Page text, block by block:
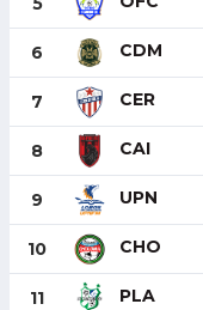
6 CDM
7 CER
8 CAI
9 UPN
10 CHO
11 PLA